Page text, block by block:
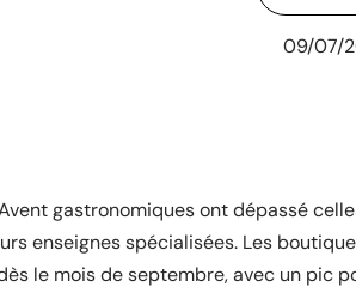
09/07/
gastronomiques ont dépassé
enseignes spécialisées. Les
le mois de septembre, avec un pic